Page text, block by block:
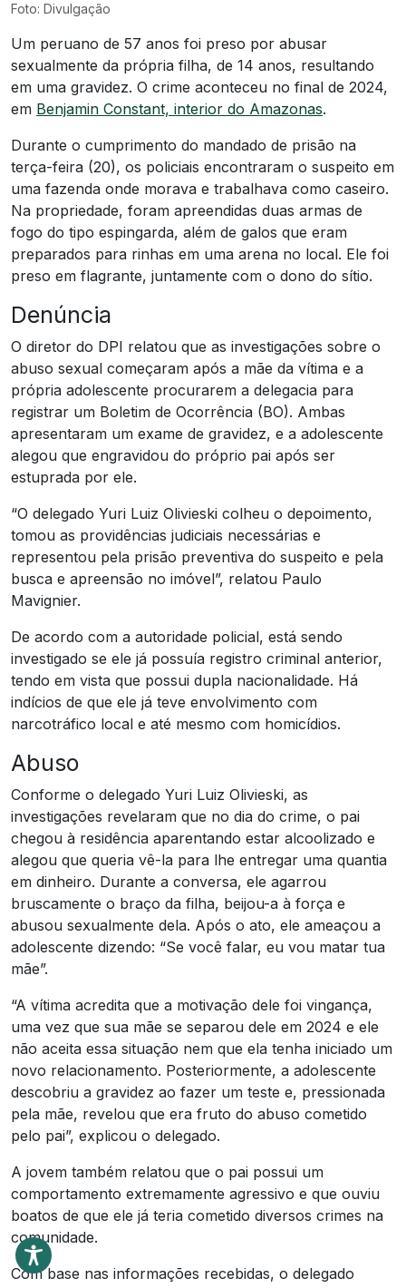
Foto: Divulgação
Um peruano de 57 anos foi preso por abusar
sexualmente da própria filha, de 14 anos, resultando
em uma gravidez. O crime aconteceu no final de 2024,
em Benjamin Constant, interior do Amazonas.
Durante o cumprimento do mandado de prisão na
terça-feira (20), os policiais encontraram o suspeito em
uma fazenda onde morava e trabalhava como caseiro.
Na propriedade, foram apreendidas duas armas de
fogo do tipo espingarda, além de galos que eram
preparados para rinhas em uma arena no local. Ele foi
preso em flagrante, juntamente com o dono do sítio.
Denúncia
O diretor do DPI relatou que as investigações sobre o
abuso sexual começaram após a mãe da vítima e a
própria adolescente procurarem a delegacia para
registrar um Boletim de Ocorrência (BO). Ambas
apresentaram um exame de gravidez, e a adolescente
alegou que engravidou do próprio pai após ser
estuprada por ele.
“O delegado Yuri Luiz Olivieski colheu o depoimento,
tomou as providências judiciais necessárias e
representou pela prisão preventiva do suspeito e pela
busca e apreensão no imóvel”, relatou Paulo
Mavignier.
De acordo com a autoridade policial, está sendo
investigado se ele já possuía registro criminal anterior,
tendo em vista que possui dupla nacionalidade. Há
indícios de que ele já teve envolvimento com
narcotráfico local e até mesmo com homicídios.
Abuso
Conforme o delegado Yuri Luiz Olivieski, as
investigações revelaram que no dia do crime, o pai
chegou à residência aparentando estar alcoolizado e
alegou que queria vê-la para lhe entregar uma quantia
em dinheiro. Durante a conversa, ele agarrou
bruscamente o braço da filha, beijou-a à força e
abusou sexualmente dela. Após o ato, ele ameaçou a
adolescente dizendo: “Se você falar, eu vou matar tua
mãe”.
“A vítima acredita que a motivação dele foi vingança,
uma vez que sua mãe se separou dele em 2024 e ele
não aceita essa situação nem que ela tenha iniciado um
novo relacionamento. Posteriormente, a adolescente
descobriu a gravidez ao fazer um teste e, pressionada
pela mãe, revelou que era fruto do abuso cometido
pelo pai”, explicou o delegado.
A jovem também relatou que o pai possui um
comportamento extremamente agressivo e que ouviu
boatos de que ele já teria cometido diversos crimes na
comunidade.
Com base nas informações recebidas, o delegado